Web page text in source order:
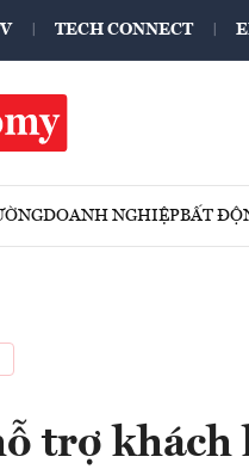
TECH CONNECT
DOANH NGHIỆPBẤT
trợ khách